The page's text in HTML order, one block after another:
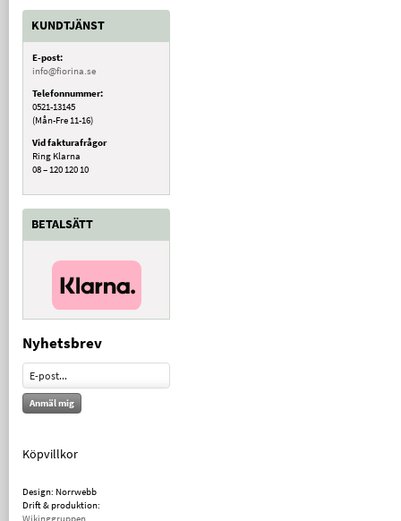
KUNDTJÄNST
E-post:
info@fiorina.se
Telefonnummer:
0521-13145
(Mån-Fre 11-16)
Vid fakturafrågor
Ring Klarna
08 – 120 120 10
BETALSÄTT
Nyhetsbrev
Anmäl mig
Köpvillkor
Design: Norrwebb
Drift & produktion:
Wikinggruppen